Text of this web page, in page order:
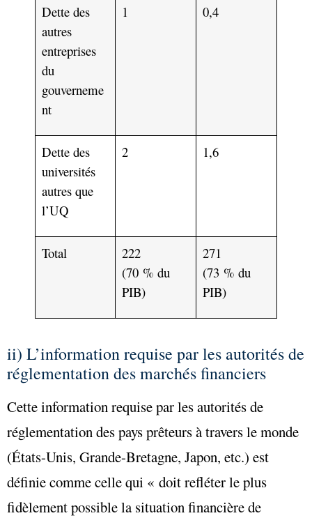
Dette des
autres
entreprises
du
gouverneme
nt
1 0,4
Dette des
universités
autres que
l’UQ
2 1,6
Total
222
(70 % du
PIB)
271
(73 % du
PIB)
ii) L’information requise par les autorités de
réglementation des marchés financiers
Cette information requise par les autorités de
réglementation des pays prêteurs à travers le monde
(États-Unis, Grande-Bretagne, Japon, etc.) est
définie comme celle qui « doit refléter le plus
fidèlement possible la situation financière de